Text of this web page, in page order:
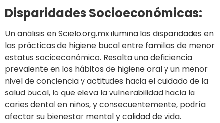
Disparidades Socioeconómicas:
Un análisis en Scielo.org.mx ilumina las disparidades en
las prácticas de higiene bucal entre familias de menor
estatus socioeconómico. Resalta una deficiencia
prevalente en los hábitos de higiene oral y un menor
nivel de conciencia y actitudes hacia el cuidado de la
salud bucal, lo que eleva la vulnerabilidad hacia la
caries dental en niños, y consecuentemente, podría
afectar su bienestar mental y calidad de vida.